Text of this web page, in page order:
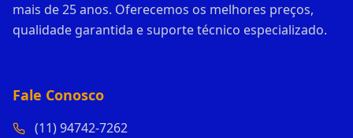
mais de 25 anos. Oferecemos os melhores preços,
qualidade garantida e suporte técnico especializado.
Fale Conosco
(11) 94742-7262